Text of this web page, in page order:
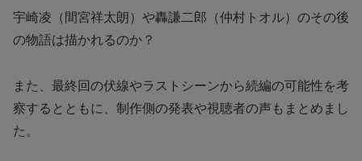
宇崎凌（間宮祥太朗）や轟謙二郎（仲村トオル）のその後
の物語は描かれるのか？
また、最終回の伏線やラストシーンから続編の可能性を考
察するとともに、制作側の発表や視聴者の声もまとめまし
た。